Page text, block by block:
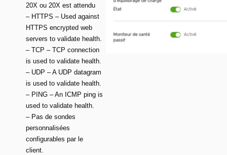
20X ou 20X est attendu
– HTTPS – Used against
HTTPS encrypted web
servers to validate health.
– TCP – TCP connection
is used to validate health.
– UDP – A UDP datagram
is used to validate health.
– PING – An ICMP ping is
used to validate health.
– Pas de sondes
personnalisées
configurables par le
client.